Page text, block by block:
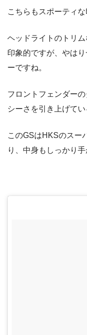
こちらもスポーティな
ヘッドライトのトリ
印象的ですが、やは
ーですね。
フロントフェンダー
シーさを引き上げてい
このGSはHKSのスー
り、中身もしっかり